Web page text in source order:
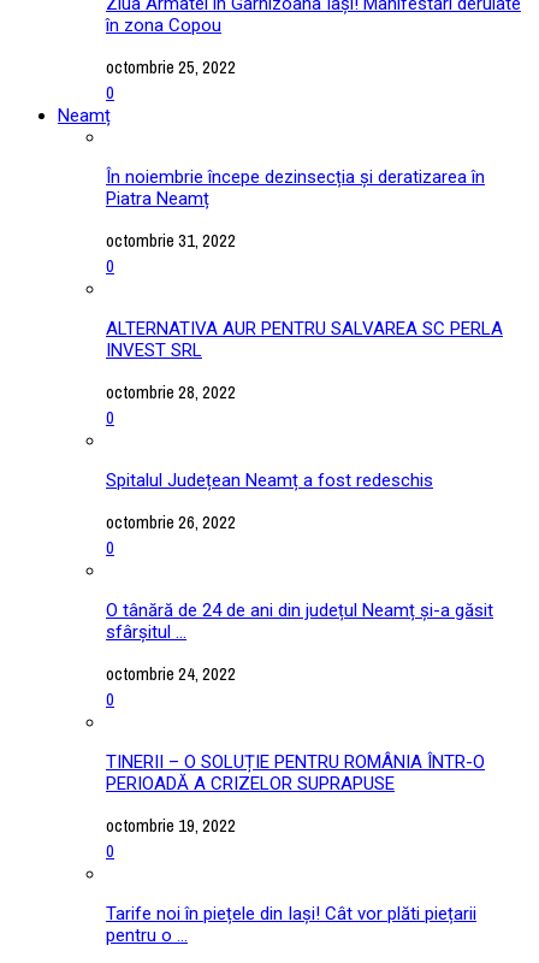
în zona Copou
octombrie 25, 2022
0
Neamț
În noiembrie începe dezinsecția și deratizarea în
Piatra Neamț
octombrie 31, 2022
0
ALTERNATIVA AUR PENTRU SALVAREA SC PERLA
INVEST SRL
octombrie 28, 2022
0
Spitalul Județean Neamț a fost redeschis
octombrie 26, 2022
0
O tânără de 24 de ani din județul Neamț și-a găsit
sfârșitul ...
octombrie 24, 2022
0
TINERII – O SOLUȚIE PENTRU ROMÂNIA ÎNTR-O
PERIOADĂ A CRIZELOR SUPRAPUSE
octombrie 19, 2022
0
Tarife noi în piețele din Iași! Cât vor plăti piețarii
pentru o ...